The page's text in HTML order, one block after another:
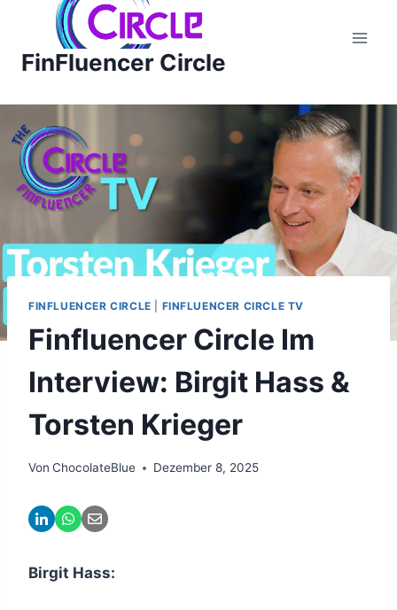
springen
FinFluencer Circle
FINFLUENCER CIRCLE FINFLUENCER CIRCLE TV
Finfluencer Circle Im
Interview: Birgit Hass &
Torsten Krieger
Von ChocolateBlue Dezember 8, 2025
Birgit Hass: